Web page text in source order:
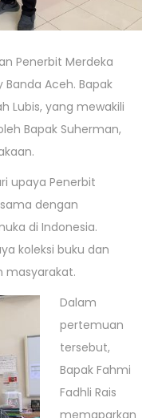
Penerbit Merdeka
Banda Aceh. Bapak
Lubis, yang mewakili
Bapak Suherman,
upaya Penerbit
dengan
di Indonesia.
koleksi buku dan
masyarakat.
Dalam
pertemuan
tersebut,
Bapak Fahmi
Fadhli Rais
memaparkan